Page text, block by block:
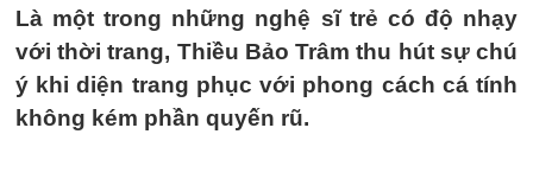
Là một trong những nghệ sĩ trẻ có độ nhạy
với thời trang, Thiều Bảo Trâm thu hút sự chú
ý khi diện trang phục với phong cách cá tính
không kém phần quyến rũ.